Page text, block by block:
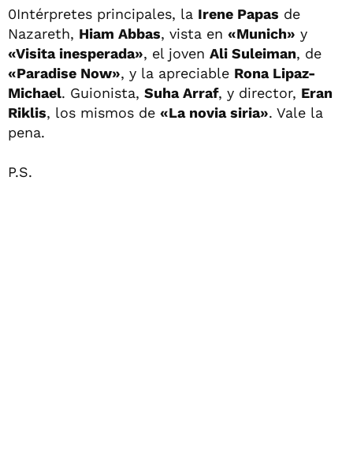
0Intérpretes principales, la Irene Papas de
Nazareth, Hiam Abbas, vista en «Munich» y
«Visita inesperada», el joven Ali Suleiman, de
«Paradise Now», y la apreciable Rona Lipaz-
Michael. Guionista, Suha Arraf, y director, Eran
Riklis, los mismos de «La novia siria». Vale la
pena.
P.S.